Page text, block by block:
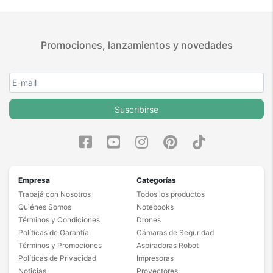
Promociones, lanzamientos y novedades
Suscribirse
Empresa
Trabajá con Nosotros
Quiénes Somos
Términos y Condiciones
Políticas de Garantía
Términos y Promociones
Políticas de Privacidad
Noticias
Categorías
Todos los productos
Notebooks
Drones
Cámaras de Seguridad
Aspiradoras Robot
Impresoras
Proyectores